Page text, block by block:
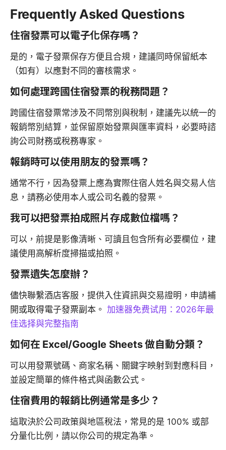
Frequently Asked Questions
住宿發票可以電子化保存嗎？
是的，電子發票保存方便且合規，建議同時保留紙本
（如有）以應對不同的審核需求。
如何處理跨國住宿發票的稅務問題？
跨國住宿發票常涉及不同幣別與稅制，建議先以統一的
報銷幣別結算，並保留原始發票與匯率資料，必要時諮
詢公司財務或稅務專家。
報銷時可以使用朋友的發票嗎？
通常不行，因為發票上應為實際住宿人姓名與交易人信
息，請務必使用本人或公司名義的發票。
我可以把發票拍成照片存成數位檔嗎？
可以，前提是影像清晰、可讀且包含所有必要欄位，建
議使用高解析度掃描或拍照。
發票遺失怎麼辦？
儘快聯繫酒店客服，提供入住資訊與交易證明，申請補
開或取得電子發票副本。 加速器免费试用：2026年最
佳选择與完整指南
如何在 Excel/Google Sheets 做自動分類？
可以用發票號碼、商家名稱、關鍵字映射到對應科目，
並設定簡單的條件格式與函數公式。
住宿費用的報銷比例通常是多少？
這取決於公司政策與地區稅法，常見的是 100% 或部
分量化比例，請以你公司的規定為準。